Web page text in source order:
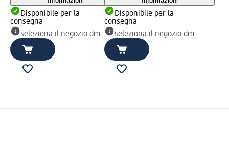
Disponibile per la
consegna
seleziona il negozio dm
Disponibile per la
consegna
seleziona il negozio dm